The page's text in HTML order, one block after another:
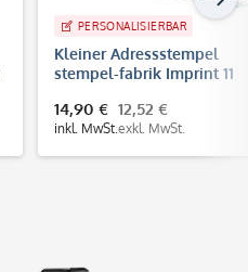
PERSONALISIERBAR
Kleiner Adressstempel
stempel-fabrik Imprint 11
14,90 €
inkl. MwSt.
12,52 €
exkl. MwSt.